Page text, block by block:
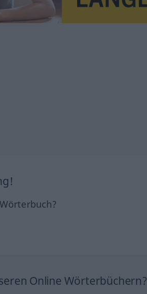
Online Wörterbüchern?